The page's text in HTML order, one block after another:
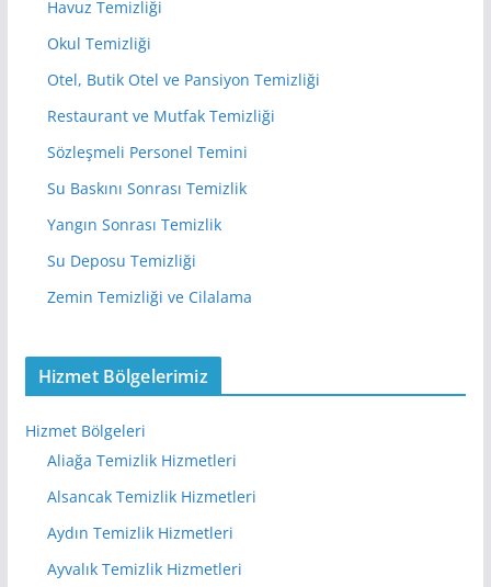
Havuz Temizliği
Okul Temizliği
Otel, Butik Otel ve Pansiyon Temizliği
Restaurant ve Mutfak Temizliği
Sözleşmeli Personel Temini
Su Baskını Sonrası Temizlik
Yangın Sonrası Temizlik
Su Deposu Temizliği
Zemin Temizliği ve Cilalama
Hizmet Bölgelerimiz
Hizmet Bölgeleri
Aliağa Temizlik Hizmetleri
Alsancak Temizlik Hizmetleri
Aydın Temizlik Hizmetleri
Ayvalık Temizlik Hizmetleri